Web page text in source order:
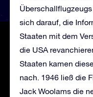
sich darauf, die
Staaten mit dem
die USA
Staaten kamen
nach. 1946 ließ die
Jack Woolams die